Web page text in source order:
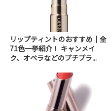
リップティントのおすすめ｜全
71色一挙紹介！ キャンメイ
ク、オペラなどのプチプラ...